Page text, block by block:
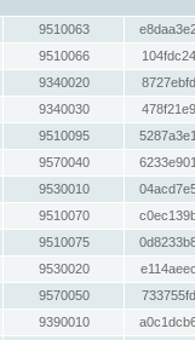
9510063
9510066
9340020
9340030
9510095
9570040
9530010
9510070
9510075
9530020
9570050
9390010